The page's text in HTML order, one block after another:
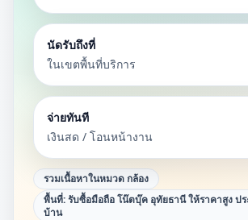
นัดรับถึงที่
ในเขตพื้นที่บริการ
จ่ายทันที
เงินสด / โอนหน้างาน
รวมเนื้อหาในหมวดกล้อง
พื้นที่:รับซื้อมือถือ โน๊ตบุ๊ค อุทัยธานี ให้ราคาสูง ปร
บ้าน